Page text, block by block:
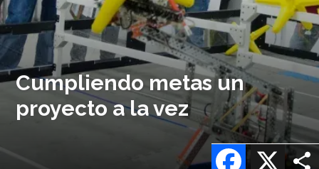
Cumpliendo metas un
proyecto a la vez
X
Facebook